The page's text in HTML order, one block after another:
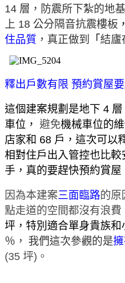
14 層，防震所下紮的地
上 18 公分隔音抗震樓板
住品質 ，真正做到 「 結廬
釋出戶數有限 預約賞屋
這個建案規劃是地下 4
車位， 避免機械車位的
店家和 68 戶，這次可以
相對住戶出入管控也比
手，真的要趕快預約賞屋
因為本建案三面臨路的原
點走道的空間都沒有浪費
坪，特別適合單身貴族和
％ ， 我們這次參觀的是
(35 坪) 。